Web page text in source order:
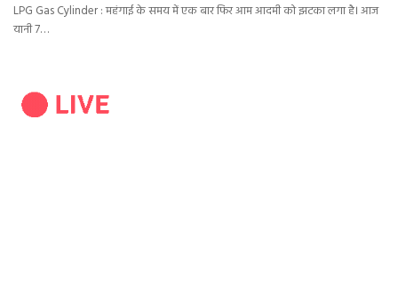
LPG Gas Cylinder : महंगाई के समय में एक बार फिर आम आदमी को झटका लगा है। आज
यानी 7…